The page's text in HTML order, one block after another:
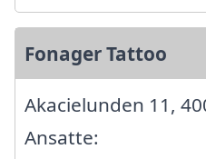
Fonager Tattoo
Akacielunden 11,
Ansatte: